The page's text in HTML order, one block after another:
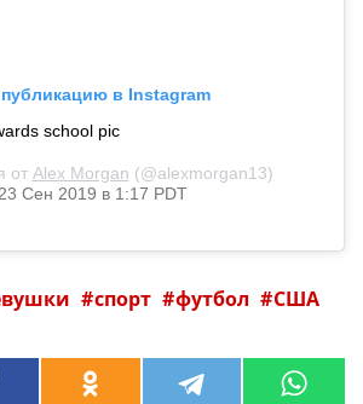
в Instagram
school pic
от Alex Morgan (@alexmorgan13)
23 Сен 2019 в 1:17 PDT
спорт футбол США